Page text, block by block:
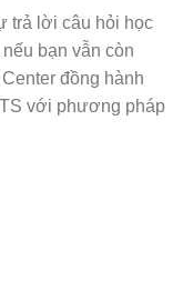
trả lời câu hỏi học
bạn vẫn còn
đồng hành
với phương pháp